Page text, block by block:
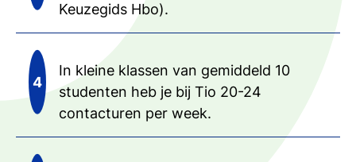
Keuzegids Hbo).
In kleine klassen van gemiddeld 10
studenten heb je bij Tio 20-24
contacturen per week.